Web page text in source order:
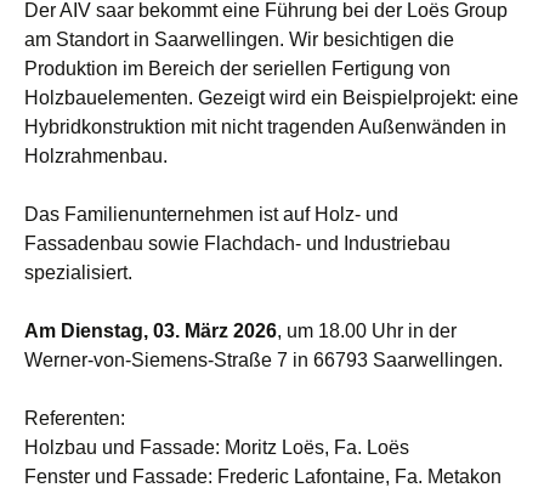
Der AIV saar bekommt eine Führung bei der Loës Group
am Standort in Saarwellingen. Wir besichtigen die
Produktion im Bereich der seriellen Fertigung von
Holzbauelementen. Gezeigt wird ein Beispielprojekt: eine
Hybridkonstruktion mit nicht tragenden Außenwänden in
Holzrahmenbau.
Das Familienunternehmen ist auf Holz- und
Fassadenbau sowie Flachdach- und Industriebau
spezialisiert.
Am Dienstag, 03. März 2026, um 18.00 Uhr in der
Werner-von-Siemens-Straße 7 in 66793 Saarwellingen.
Referenten:
Holzbau und Fassade: Moritz Loës, Fa. Loës
Fenster und Fassade: Frederic Lafontaine, Fa. Metakon